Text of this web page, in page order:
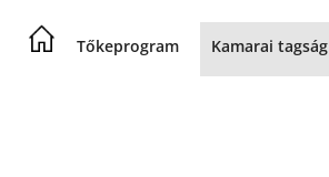
Tőkeprogram Kamarai tagság